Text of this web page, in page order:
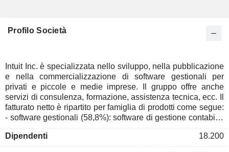
Profilo Società
Intuit Inc. è specializzata nello sviluppo, nella pubblicazione
e nella commercializzazione di software gestionali per
privati e piccole e medie imprese. Il gruppo offre anche
servizi di consulenza, formazione, assistenza tecnica, ecc. Il
fatturato netto è ripartito per famiglia di prodotti come segue:
- software gestionali (58,8%): software di gestione contabile,
buste paga e altri tipi di software, venduti principalmente con
Dipendenti 18.200